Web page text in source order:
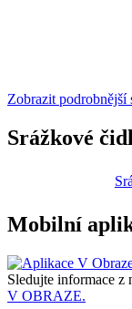
Zobrazit podrobnější
Srážkové
Mobilní
Sledujte informace z
V OBRAZE.